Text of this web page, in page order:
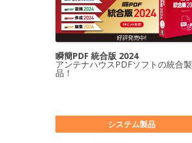
瞬簡PDF 統合版 2024
アンテナハウスPDFソフトの統合製
品！
システム製品